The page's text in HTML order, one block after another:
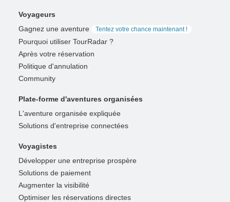
Voyageurs
Gagnez une aventure
Tentez votre chance maintenant !
Pourquoi utiliser TourRadar ?
Après votre réservation
Politique d'annulation
Community
Plate-forme d'aventures organisées
L'aventure organisée expliquée
Solutions d'entreprise connectées
Voyagistes
Développer une entreprise prospère
Solutions de paiement
Augmenter la visibilité
Optimiser les réservations directes